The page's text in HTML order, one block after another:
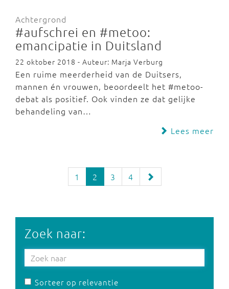
Achtergrond
#aufschrei en #metoo:
emancipatie in Duitsland
22 oktober 2018 - Auteur: Marja Verburg
Een ruime meerderheid van de Duitsers,
mannen én vrouwen, beoordeelt het #metoo-
debat als positief. Ook vinden ze dat gelijke
behandeling van…
Lees meer
1 2 3 4
Zoek naar:
Sorteer op relevantie